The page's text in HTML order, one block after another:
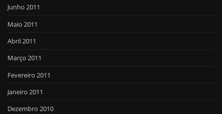
Junho 2011
Maio 2011
Abril 2011
Março 2011
Fevereiro 2011
Janeiro 2011
Dezembro 2010